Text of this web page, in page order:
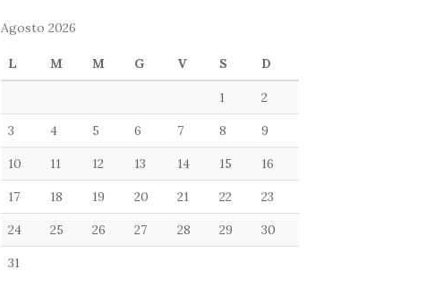
Agosto 2026
L M M G V S D
1 2
3 4 5 6 7 8 9
10 11 12 13 14 15 16
17 18 19 20 21 22 23
24 25 26 27 28 29 30
31